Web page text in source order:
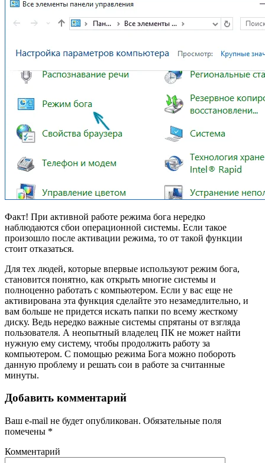
Факт! При активной работе режима бога нередко
наблюдаются сбои операционной системы. Если такое
произошло после активации режима, то от такой функции
стоит отказаться.
Для тех людей, которые впервые используют режим бога,
становится понятно, как открыть многие системы и
полноценно работать с компьютером. Если у вас еще не
активирована эта функция сделайте это незамедлительно, и
вам больше не придется искать папки по всему жесткому
диску. Ведь нередко важные системы спрятаны от взгляда
пользователя. А неопытный владелец ПК не может найти
нужную ему систему, чтобы продолжить работу за
компьютером. С помощью режима Бога можно побороть
данную проблему и решать сои в работе за считанные
минуты.
Добавить комментарий
Ваш e-mail не будет опубликован. Обязательные поля
помечены *
Комментарий